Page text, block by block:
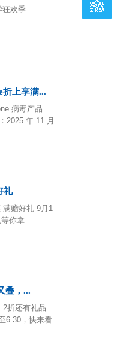
欢季
折上享满...
病毒产品
2025 年 11 月
礼
满赠好礼 9月1
你拿
叠，...
2折还有礼品
6.30，快来看